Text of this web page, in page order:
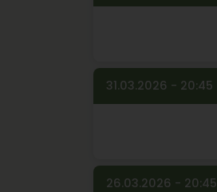
31.03.2026 - 20:45
26.03.2026 - 20:45